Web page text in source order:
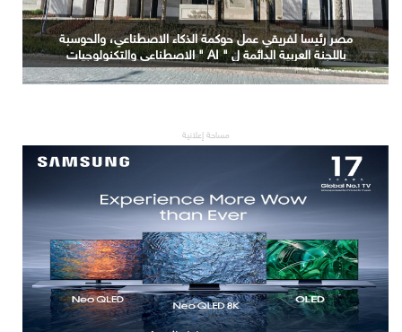
التعليم العالي: جامعة الدلتا التكنولوجية تحصد المركز الأول
في المؤتمر العلمي الدولي السادس للاتصالات بمشروع
يوظف الذكاء الاصطناعي لتطوير صناعة الكتان
مساحة إعلانية